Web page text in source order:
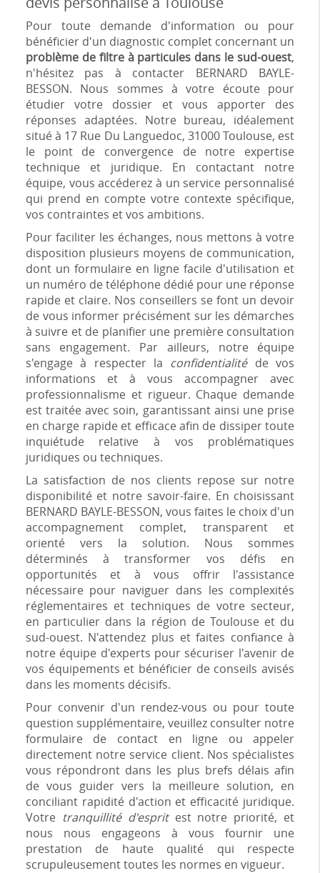
Pour toute demande d'information ou pour
bénéficier d'un diagnostic complet concernant un
problème de filtre à particules dans le sud-ouest,
n'hésitez pas à contacter BERNARD BAYLE-
BESSON. Nous sommes à votre écoute pour
étudier votre dossier et vous apporter des
réponses adaptées. Notre bureau, idéalement
situé à 17 Rue Du Languedoc, 31000 Toulouse, est
le point de convergence de notre expertise
technique et juridique. En contactant notre
équipe, vous accéderez à un service personnalisé
qui prend en compte votre contexte spécifique,
vos contraintes et vos ambitions.
Pour faciliter les échanges, nous mettons à votre
disposition plusieurs moyens de communication,
dont un formulaire en ligne facile d'utilisation et
un numéro de téléphone dédié pour une réponse
rapide et claire. Nos conseillers se font un devoir
de vous informer précisément sur les démarches
à suivre et de planifier une première consultation
sans engagement. Par ailleurs, notre équipe
s'engage à respecter la confidentialitéde vos
informations et à vous accompagner avec
professionnalisme et rigueur. Chaque demande
est traitée avec soin, garantissant ainsi une prise
en charge rapide et efficace afin de dissiper toute
inquiétude relative à vos problématiques
juridiques ou techniques.
La satisfaction de nos clients repose sur notre
disponibilité et notre savoir-faire. En choisissant
BERNARD BAYLE-BESSON, vous faites le choix d'un
accompagnement complet, transparent et
orienté vers la solution. Nous sommes
déterminés à transformer vos défis en
opportunités et à vous offrir l'assistance
nécessaire pour naviguer dans les complexités
réglementaires et techniques de votre secteur,
en particulier dans la région de Toulouse et du
sud-ouest. N'attendez plus et faites confiance à
notre équipe d'experts pour sécuriser l'avenir de
vos équipements et bénéficier de conseils avisés
dans les moments décisifs.
Pour convenir d'un rendez-vous ou pour toute
question supplémentaire, veuillez consulter notre
formulaire de contact en ligne ou appeler
directement notre service client. Nos spécialistes
vous répondront dans les plus brefs délais afin
de vous guider vers la meilleure solution, en
conciliant rapidité d'action et efficacité juridique.
Votre tranquillité d'espritest notre priorité, et
nous nous engageons à vous fournir une
prestation de haute qualité qui respecte
scrupuleusement toutes les normes en vigueur.